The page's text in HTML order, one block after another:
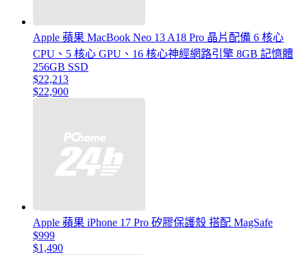
Apple 蘋果 MacBook Neo 13 A18 Pro 晶片配備 6 核心
CPU、5 核心 GPU、16 核心神經網路引擎 8GB 記憶體
256GB SSD
$22,213
$22,900
Apple 蘋果 iPhone 17 Pro 矽膠保護殼 搭配 MagSafe
$999
$1,490